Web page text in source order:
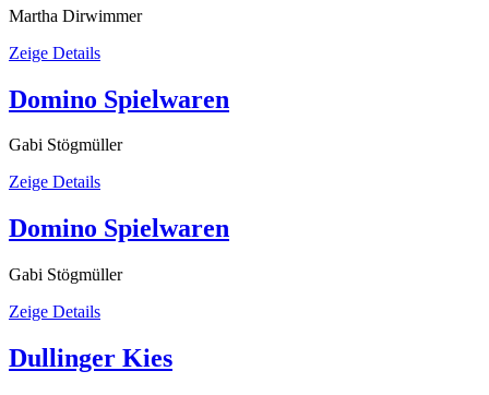
Martha Dirwimmer
Zeige Details
Domino Spielwaren
Gabi Stögmüller
Zeige Details
Domino Spielwaren
Gabi Stögmüller
Zeige Details
Dullinger Kies